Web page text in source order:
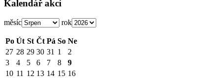
Kalendář akcí
měsíc rok
Po Út St Čt Pá So Ne
27 28 29 30 31 1
2
3
4 5 6 7 8
9
10 11 12 13 14 15 16